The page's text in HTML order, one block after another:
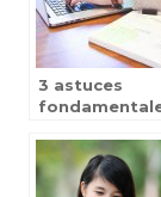
3 astuces
Microsoft
?